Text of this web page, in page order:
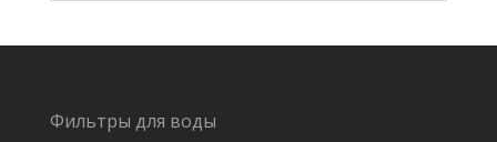
Фильтры для воды